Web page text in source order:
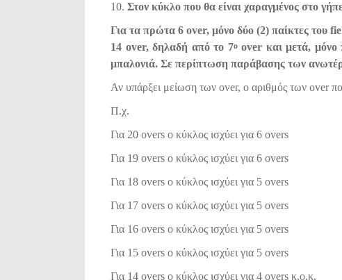
10. Στον κύκλο που θα είναι χαραγμένος στο
Για τα πρώτα 6 over, μόνο δύο (2) παίκτες του
14 over, δηλαδή από το 7οover και μετά, μόνο
μπαλονιά. Σε περίπτωση παράβασης των
Αν υπάρξει μείωση των over, ο αριθμός των over
Π.χ.
Για 20 overs o κύκλος ισχύει για 6 overs
Για 19 overs o κύκλος ισχύει για 6 οvers
Για 18 overs o κύκλος ισχύει για 5 οvers
Για 17 overs o κύκλος ισχύει για 5 overs
Για 16 overs o κύκλος ισχύει για 5 overs
Για 15 overs o κύκλος ισχύει για 5 overs
Για 14 overs o κύκλος ισχύει για 4 overs κ.ο.κ.